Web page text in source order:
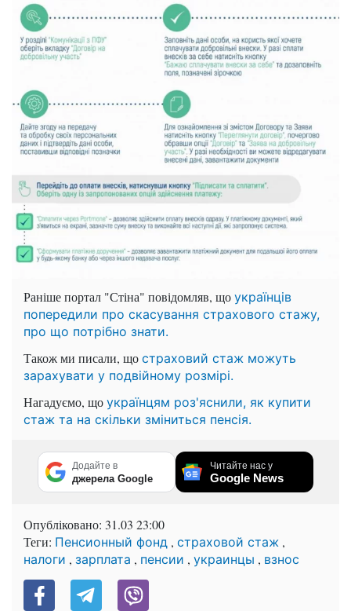
Раніше портал "Стіна" повідомляв, що українців
попередили про скасування страхового стажу,
про що потрібно знати.
Також ми писали, що страховий стаж можуть
зарахувати у подвійному розмірі.
Нагадуємо, що українцям роз'яснили, як купити
стаж та на скільки зміниться пенсія.
Додайте в
джерела Google
Читайте нас у
Google News
Опубліковано: 31.03 23:00
Теги: Пенсионный фонд , страховой стаж ,
налоги , зарплата , пенсии , украинцы , взнос